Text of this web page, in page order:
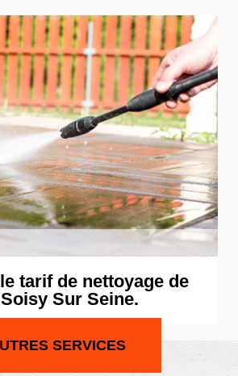
tarif de nettoyage de
Sur Seine.
SERVICES